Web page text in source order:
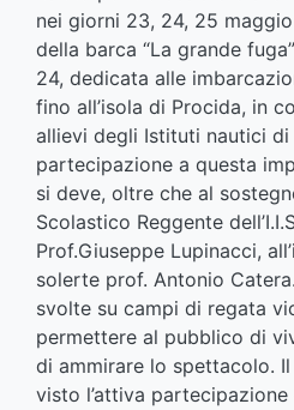
nei giorni 23, 24, 25
della barca “La grande
24, dedicata alle
fino all’isola di Procida, in
allievi degli Istituti nautici di
partecipazione a questa
si deve, oltre che al
Scolastico Reggente
Prof.Giuseppe Lupinacci,
solerte prof. Antonio
svolte su campi di regata
permettere al pubblico di
di ammirare lo spettacolo.
visto l’attiva